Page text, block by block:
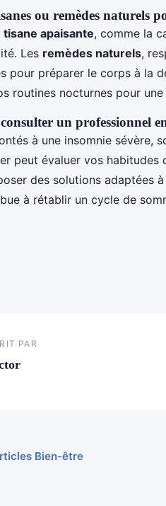
ou remèdes naturels
tisane apaisante, comme la
Les remèdes naturels,
pour préparer le corps à la
routines nocturnes pour
un professionnel
à une insomnie sévère,
peut évaluer vos
des solutions adaptées
à rétablir un cycle de
PAR
Bien-être